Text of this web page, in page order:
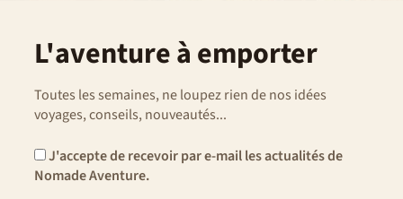
toujours possibles, dans ces moments adoptez la
Nomade attitude : patience, tolérance et capacité
L'aventure à emporter
Toutes les semaines, ne loupez rien de nos idées
voyages, conseils, nouveautés...
J'accepte de recevoir par e-mail les actualités de
Nomade Aventure.